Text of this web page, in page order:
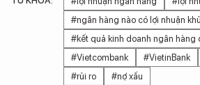
#ngân hàng nào có lợi nhuận
#kết quả kinh doanh ngân hàng
#Vietcombank
#VietinBank
#rủi ro
#nợ xấu